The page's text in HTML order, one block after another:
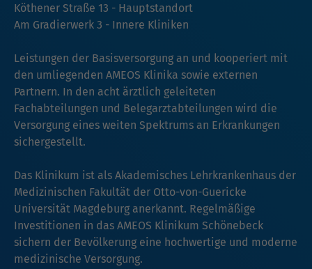
Köthener Straße 13 - Hauptstandort
Am Gradierwerk 3 - Innere Kliniken
Leistungen der Basisversorgung an und kooperiert mit
den umliegenden AMEOS Klinika sowie externen
Partnern. In den acht ärztlich geleiteten
Fachabteilungen und Belegarztabteilungen wird die
Versorgung eines weiten Spektrums an Erkrankungen
sichergestellt.
Das Klinikum ist als Akademisches Lehrkrankenhaus der
Medizinischen Fakultät der Otto-von-Guericke
Universität Magdeburg anerkannt. Regelmäßige
Investitionen in das AMEOS Klinikum Schönebeck
sichern der Bevölkerung eine hochwertige und moderne
medizinische Versorgung.